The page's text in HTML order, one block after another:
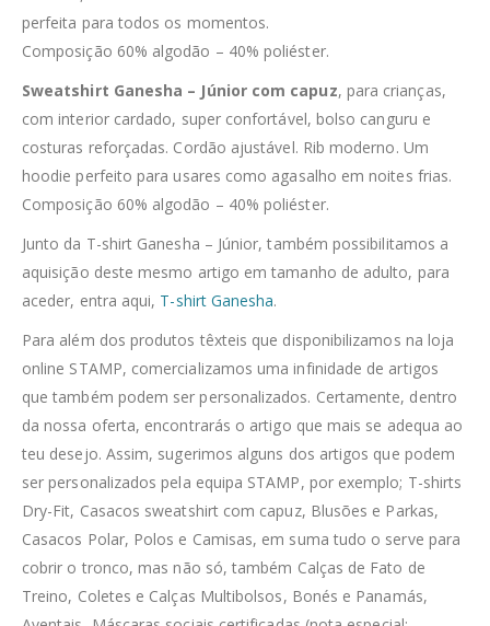
perfeita para todos os momentos.
Composição 60% algodão – 40% poliéster.
Sweatshirt Ganesha – Júnior com capuz, para crianças,
com interior cardado, super confortável, bolso canguru e
costuras reforçadas. Cordão ajustável. Rib moderno. Um
hoodie perfeito para usares como agasalho em noites frias.
Composição 60% algodão – 40% poliéster.
Junto da T-shirt Ganesha – Júnior, também possibilitamos a
aquisição deste mesmo artigo em tamanho de adulto, para
aceder, entra aqui, T-shirt Ganesha.
Para além dos produtos têxteis que disponibilizamos na loja
online STAMP, comercializamos uma infinidade de artigos
que também podem ser personalizados. Certamente, dentro
da nossa oferta, encontrarás o artigo que mais se adequa ao
teu desejo. Assim, sugerimos alguns dos artigos que podem
ser personalizados pela equipa STAMP, por exemplo; T-shirts
Dry-Fit, Casacos sweatshirt com capuz, Blusões e Parkas,
Casacos Polar, Polos e Camisas, em suma tudo o serve para
cobrir o tronco, mas não só, também Calças de Fato de
Treino, Coletes e Calças Multibolsos, Bonés e Panamás,